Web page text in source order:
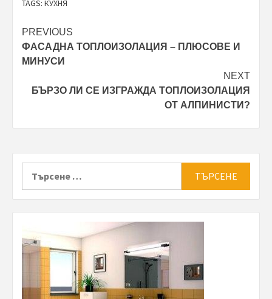
TAGS: КУХНЯ
Post
navigation
PREVIOUS
ФАСАДНА ТОПЛОИЗОЛАЦИЯ – ПЛЮСОВЕ И
МИНУСИ
NEXT
БЪРЗО ЛИ СЕ ИЗГРАЖДА ТОПЛОИЗОЛАЦИЯ
ОТ АЛПИНИСТИ?